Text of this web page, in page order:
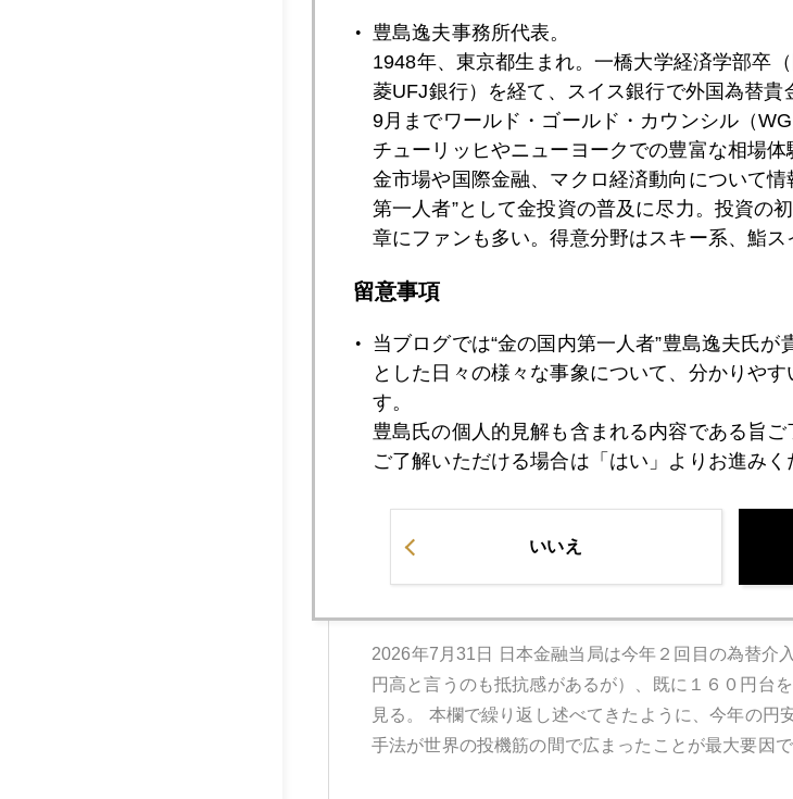
2026年8月4日 「タカイチ首相が円安で困っている
ね。真珠湾の時を除いては。」 今回の日米協調介
（ドル）を安くして、米国製品の国際競争力を強め
対」のはずだ。然るに今回は反対どころか、積極的
2026年08月03日
2026年8月3日 ベッセント財務長官は「ユーロ売り
ていない。日本が保有する米国債を担保にドル資金
た。 基軸通貨米ドルに対する信認が世界的に低下
いるからだ。金を買うという行為はドルに対する不
2026年7月31日 日本金融当局は今年２回目の為替介
円高と言うのも抵抗感があるが）、既に１６０円台
見る。 本欄で繰り返し述べてきたように、今年の
手法が世界の投機筋の間で広まったことが最大要因
豊島逸夫事務所代表。
1948年、東京都生まれ。一橋大学経済学部卒
菱UFJ銀行）を経て、スイス銀行で外国為替
9月までワールド・ゴールド・カウンシル（
チューリッヒやニューヨークでの豊富な相場
金市場や国際金融、マクロ経済動向について
第一人者”として金投資の普及に尽力。投資の
章にファンも多い。得意分野はスキー系、鮨ス
留意事項
当ブログでは“金の国内第一人者”豊島逸夫氏
とした日々の様々な事象について、分かりや
す。
豊島氏の個人的見解も含まれる内容である旨ご
ご了解いただける場合は「はい」よりお進みく
いいえ